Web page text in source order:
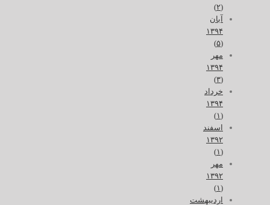
آبان
۱۳۹۴
مهر
۱۳۹۴
خرداد
۱۳۹۴
اسفند
۱۳۹۲
مهر
۱۳۹۲
اردیبهشت